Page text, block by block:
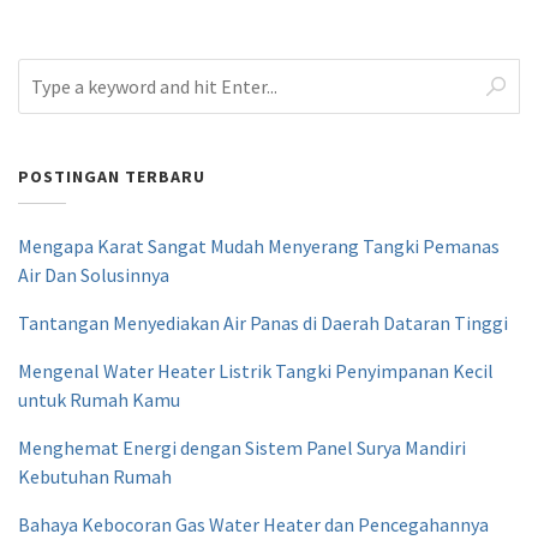
POSTINGAN TERBARU
Mengapa Karat Sangat Mudah Menyerang Tangki Pemanas
Air Dan Solusinnya
Tantangan Menyediakan Air Panas di Daerah Dataran Tinggi
Mengenal Water Heater Listrik Tangki Penyimpanan Kecil
untuk Rumah Kamu
Menghemat Energi dengan Sistem Panel Surya Mandiri
Kebutuhan Rumah
Bahaya Kebocoran Gas Water Heater dan Pencegahannya